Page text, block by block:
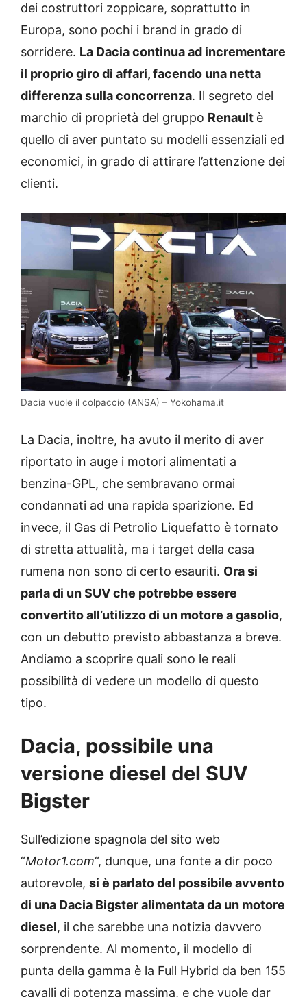
dei costruttori zoppicare, soprattutto in
Europa, sono pochi i brand in grado di
sorridere. La Dacia continua ad incrementare
il proprio giro di affari, facendo una netta
differenza sulla concorrenza. Il segreto del
marchio di proprietà del gruppo Renault è
quello di aver puntato su modelli essenziali ed
economici, in grado di attirare l’attenzione dei
clienti.
Dacia vuole il colpaccio (ANSA) – Yokohama.it
La Dacia, inoltre, ha avuto il merito di aver
riportato in auge i motori alimentati a
benzina-GPL, che sembravano ormai
condannati ad una rapida sparizione. Ed
invece, il Gas di Petrolio Liquefatto è tornato
di stretta attualità, ma i target della casa
rumena non sono di certo esauriti. Ora si
parla di un SUV che potrebbe essere
convertito all’utilizzo di un motore a gasolio,
con un debutto previsto abbastanza a breve.
Andiamo a scoprire quali sono le reali
possibilità di vedere un modello di questo
tipo.
Dacia, possibile una
versione diesel del SUV
Bigster
Sull’edizione spagnola del sito web
“Motor1.com“, dunque, una fonte a dir poco
autorevole, si è parlato del possibile avvento
di una Dacia Bigster alimentata da un motore
diesel, il che sarebbe una notizia davvero
sorprendente. Al momento, il modello di
punta della gamma è la Full Hybrid da ben 155
cavalli di potenza massima, e che vuole dar